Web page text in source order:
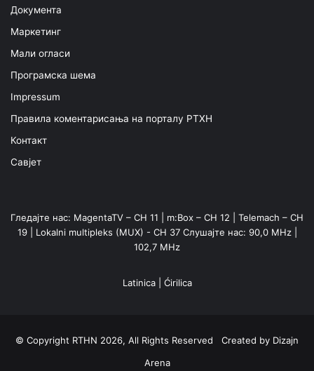
Документа
Маркетинг
Мали огласи
Програмска шема
Impressum
Правила коментарисања на порталу РТХН
Контакт
Савјет
Гледајте нас: MagentaTV – CH 11 | m:Box – CH 12 | Telemach – CH
19 | Lokalni multipleks (MUX) - CH 37 Слушајте нас: 90,0 MHz |
102,7 MHz
Latinica| Ćirilica
© Copyright RTHN 2026, All Rights Reserved Created by Dizajn
Arena